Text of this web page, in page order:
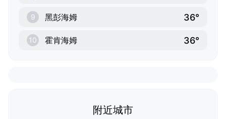
9 黑彭海姆 36°
10 霍肯海姆 36°
附近城市